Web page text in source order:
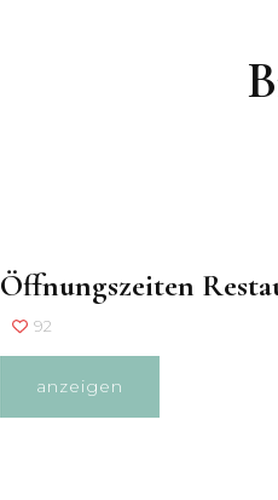
Öffnungszeiten
92
anzeigen